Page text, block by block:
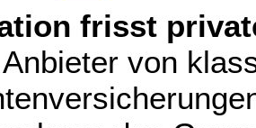
frisst
von